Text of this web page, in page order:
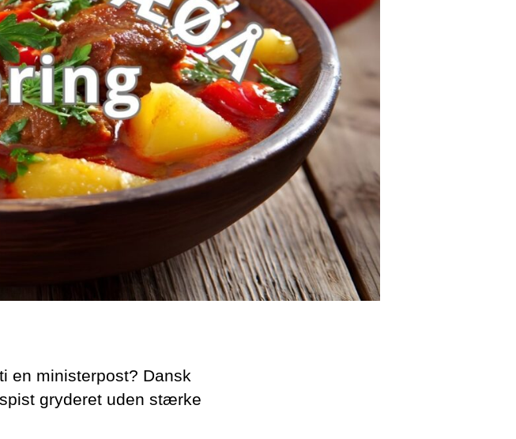
en ministerpost? Dansk
gryderet uden stærke